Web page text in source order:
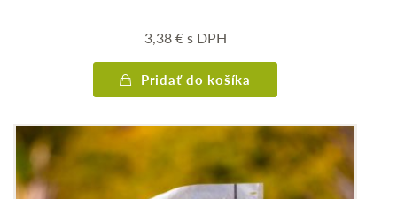
3,38€s DPH
Pridať do košíka